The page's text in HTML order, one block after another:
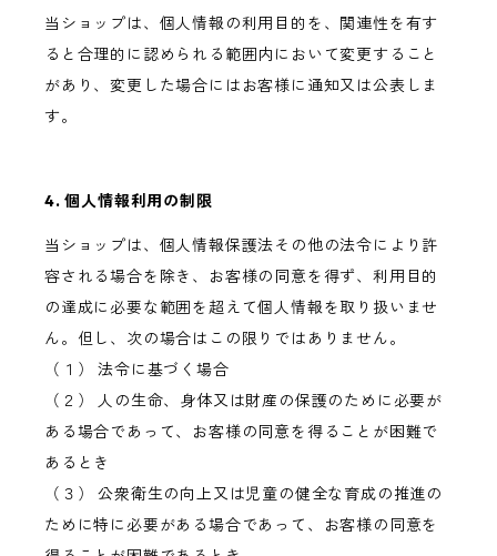
当ショップは、個人情報の利用目的を、関連性を有す
ると合理的に認められる範囲内において変更すること
があり、変更した場合にはお客様に通知又は公表しま
す。
4. 個人情報利用の制限
当ショップは、個人情報保護法その他の法令により許
容される場合を除き、お客様の同意を得ず、利用目的
の達成に必要な範囲を超えて個人情報を取り扱いませ
ん。但し、次の場合はこの限りではありません。
（１） 法令に基づく場合
（２） 人の生命、身体又は財産の保護のために必要が
ある場合であって、お客様の同意を得ることが困難で
あるとき
（３） 公衆衛生の向上又は児童の健全な育成の推進の
ために特に必要がある場合であって、お客様の同意を